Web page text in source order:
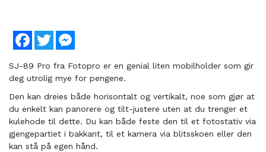
Facebook
Twitter
SJ-89 Pro fra Fotopro er en genial liten mobilholder som gir
deg utrolig mye for pengene.
Den kan dreies både horisontalt og vertikalt, noe som gjør at
du enkelt kan panorere og tilt-justere uten at du trenger et
kulehode til dette. Du kan både feste den til et fotostativ via
gjengepartiet i bakkant, til et kamera via blitsskoen eller den
kan stå på egen hånd.